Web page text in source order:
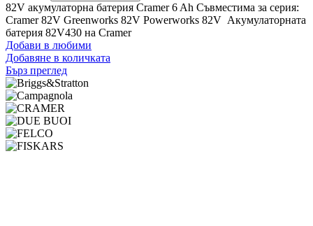
82V акумулаторна батерия Cramer 6 Ah Съвместима за серия:
Cramer 82V Greenworks 82V Powerworks 82V Акумулаторната
батерия 82V430 на Cramer
Добави в любими
Добавяне в количката
Бърз преглед